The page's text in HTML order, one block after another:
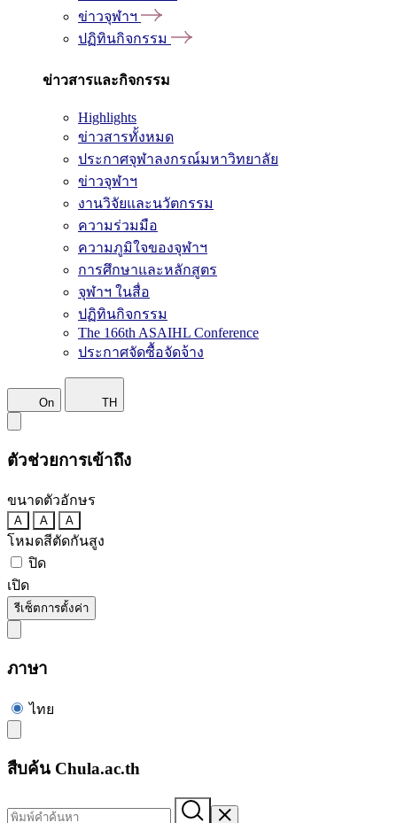
ข่าวจุฬาฯ
ปฏิทินกิจกรรม
ข่าวสารและกิจกรรม
Highlights
ข่าวสารทั้งหมด
ประกาศจุฬาลงกรณ์มหาวิทยาลัย
ข่าวจุฬาฯ
งานวิจัยและนวัตกรรม
ความร่วมมือ
ความภูมิใจของจุฬาฯ
การศึกษาและหลักสูตร
จุฬาฯ ในสื่อ
ปฏิทินกิจกรรม
The 166th ASAIHL Conference
ประกาศจัดซื้อจัดจ้าง
On TH
ตัวช่วยการเข้าถึง
ขนาดตัวอักษร
A A A
โหมดสีตัดกันสูง
ปิด
เปิด
รีเซ็ตการตั้งค่า
ภาษา
ไทย
สืบค้น Chula.ac.th